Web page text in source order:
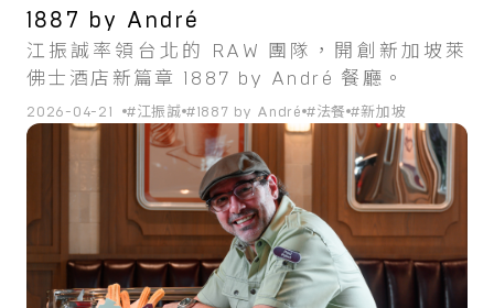
1887 by André
江振誠率領台北的 RAW 團隊，開創新加坡萊
佛士酒店新篇章 1887 by André 餐廳。
2026-04-21 #江振誠 #1887 by André #法餐 #新加坡